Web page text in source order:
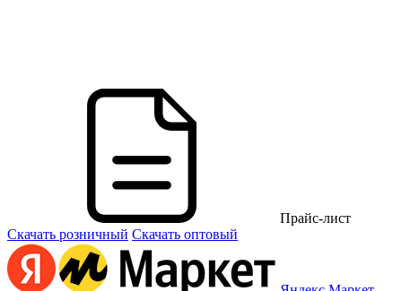
Прайс-лист
Скачать розничный Скачать оптовый